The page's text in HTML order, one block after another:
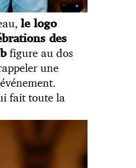
le logo
des
figure au dos
une
fait toute la